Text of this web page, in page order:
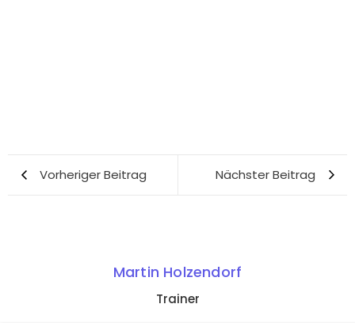
Vorheriger Beitrag Nächster Beitrag
Martin Holzendorf
Trainer